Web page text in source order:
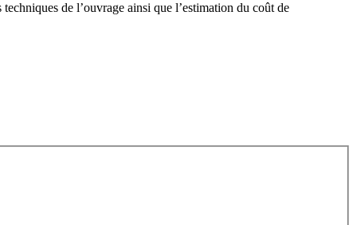
de l’ouvrage ainsi que l’estimation du coût de